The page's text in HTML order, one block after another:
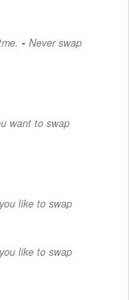
- Never swap
want to swap
like to swap
like to swap